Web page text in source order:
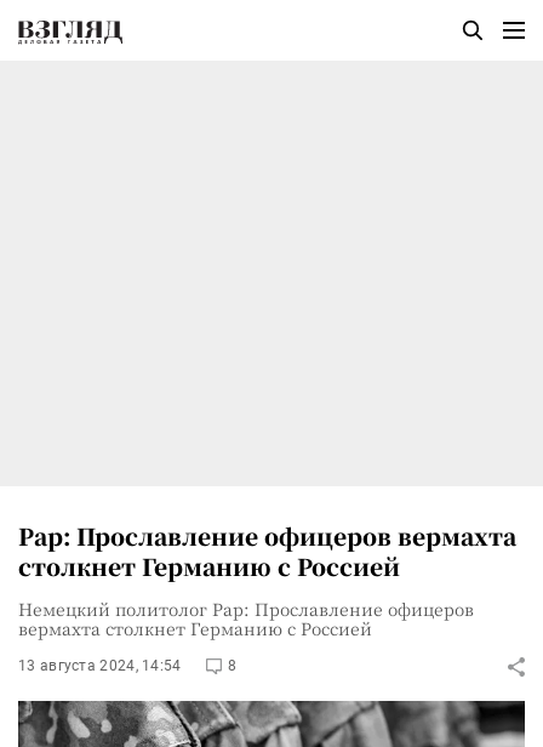
Рар: Прославление офицеров вермахта
столкнет Германию с Россией
Немецкий политолог Рар: Прославление офицеров
вермахта столкнет Германию с Россией
13 августа 2024, 14:54 8